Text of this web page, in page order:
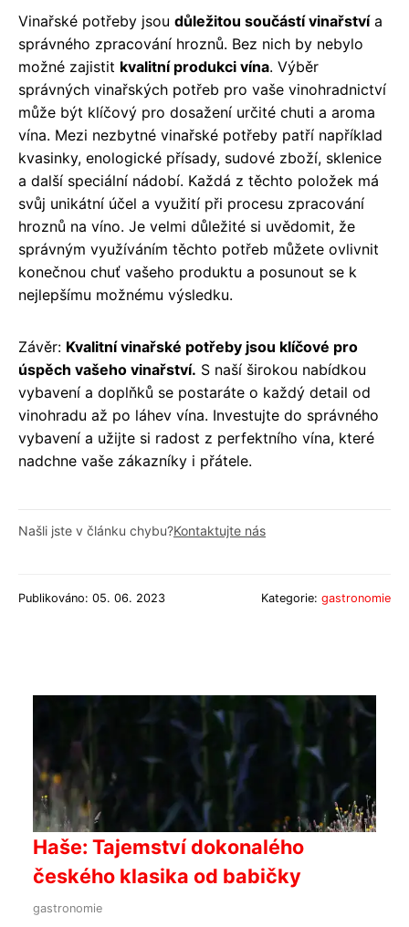
Vinařské potřeby jsou důležitou součástí vinařstvía
správného zpracování hroznů. Bez nich by nebylo
možné zajistit kvalitní produkci vína. Výběr
správných vinařských potřeb pro vaše vinohradnictví
může být klíčový pro dosažení určité chuti a aroma
vína. Mezi nezbytné vinařské potřeby patří například
kvasinky, enologické přísady, sudové zboží, sklenice
a další speciální nádobí. Každá z těchto položek má
svůj unikátní účel a využití při procesu zpracování
hroznů na víno. Je velmi důležité si uvědomit, že
správným využíváním těchto potřeb můžete ovlivnit
konečnou chuť vašeho produktu a posunout se k
nejlepšímu možnému výsledku.
Závěr: Kvalitní vinařské potřeby jsou klíčové pro
úspěch vašeho vinařství. S naší širokou nabídkou
vybavení a doplňků se postaráte o každý detail od
vinohradu až po láhev vína. Investujte do správného
vybavení a užijte si radost z perfektního vína, které
nadchne vaše zákazníky i přátele.
Našli jste v článku chybu?Kontaktujte nás
Publikováno: 05. 06. 2023 Kategorie: gastronomie
Haše: Tajemství dokonalého
českého klasika od babičky
gastronomie